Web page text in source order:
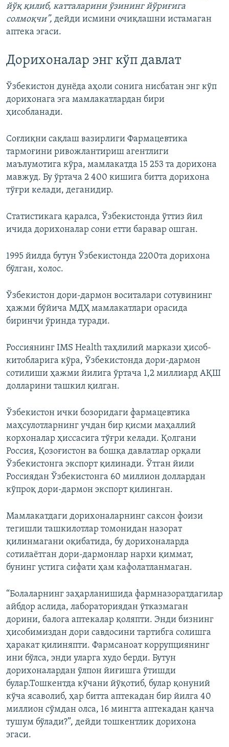
йўқ қилиб, катталарини ўзининг йўриғига
солмоқчи”, дейди исмини очиқлашни истамаган
аптека эгаси.
Дорихоналар энг кўп давлат
Ўзбекистон дунёда аҳоли сонига нисбатан энг кўп
дорихонага эга мамлакатлардан бири
ҳисобланади.
Соғлиқни сақлаш вазирлиги Фармацевтика
тармоғини ривожлантириш агентлиги
маълумотига кўра, мамлакатда 15 253 та дорихона
мавжуд. Бу ўртача 2 400 кишига битта дорихона
тўғри келади, деганидир.
Статистикага қаралса, Ўзбекистонда ўттиз йил
ичида дорихоналар сони етти баравар ошган.
1995 йилда бутун Ўзбекистонда 2200та дорихона
бўлган, холос.
Ўзбекистон дори-дармон воситалари сотувининг
ҳажми бўйича МДҲ мамлакатлари орасида
биринчи ўринда туради.
Россиянинг IMS Health таҳлилий маркази ҳисоб-
китобларига кўра, Ўзбекистонда дори-дармон
сотилиши ҳажми йилига ўртача 1,2 миллиард АҚШ
долларини ташкил қилган.
Ўзбекистон ички бозоридаги фармацевтика
маҳсулотларнинг учдан бир қисми маҳаллий
корхоналар ҳиссасига тўғри келади. Қолгани
Россия, Қозоғистон ва бошқа давлатлар орқали
Ўзбекистонга экспорт қилинади. Ўтган йили
Россиядан Ўзбекистонга 60 миллион доллардан
кўпроқ дори-дармон экспорт қилинган.
Мамлакатдаги дорихоналарнинг саксон фоизи
тегишли ташкилотлар томонидан назорат
қилинмагани оқибатида, бу дорихоналарда
сотилаётган дори-дармонлар нархи қиммат,
бунинг устига сифати ҳам кафолатланмаган.
“Болаларнинг заҳарланишида фармназоратдагилар
айбдор аслида, лабораториядан ўтказмаган
дорини, балога аптекалар қоляпти. Энди бизнинг
ҳисобимиздан дори савдосини тартибга солишга
ҳаракат қилиняпти. Фармсаноат коррупциянинг
ини бўлса, энди уларга худо берди. Бутун
дорихоналардан ўлпон йиғишга ўтишди
булар.Тошкентда кўчани йўқотиб, булар қонуний
кўча ясаволиб, ҳар битта аптекадан бир йилга 40
миллион сўмдан олса, 16 мингта аптекадан қанча
тушум бўлади?”, дейди тошкентлик дорихона
эгаси.